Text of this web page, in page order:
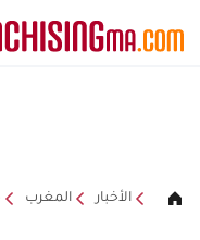
الأخبار المغرب